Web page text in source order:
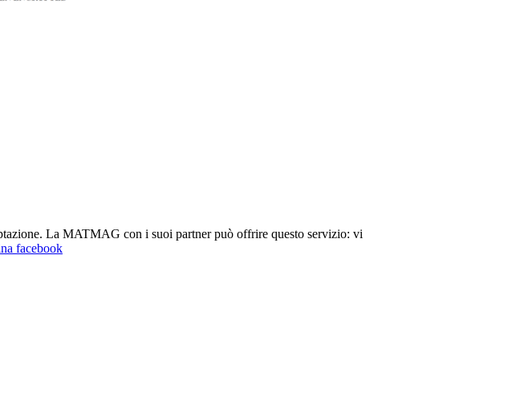
La MATMAG con i suoi partner può offrire questo servizio: vi
facebook